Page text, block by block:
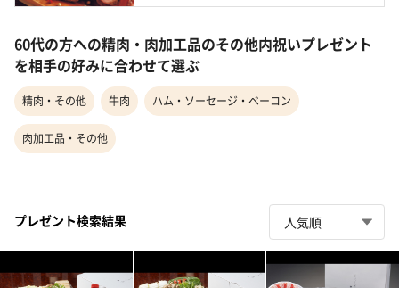
60代の方への精肉・肉加工品のその他内祝いプレゼント
を相手の好みに合わせて選ぶ
精肉・その他 牛肉 ハム・ソーセージ・ベーコン
肉加工品・その他
プレゼント検索結果